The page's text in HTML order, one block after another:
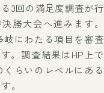
3回の満足度調査が行
勝大会へ進みます。
にわたる項目を審査
。調査結果はHP上で
らいのレベルにある
。